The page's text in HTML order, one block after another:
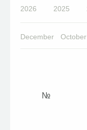
2026 2025
December October